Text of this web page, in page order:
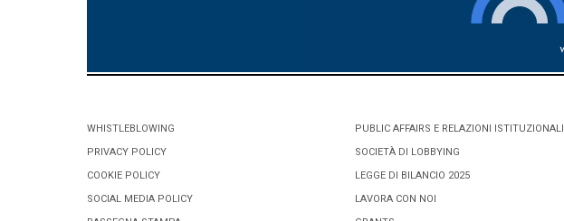
WHISTLEBLOWING
PRIVACY POLICY
COOKIE POLICY
SOCIAL MEDIA POLICY
PUBLIC AFFAIRS E RELAZIONI ISTITUZIONALI
SOCIETÀ DI LOBBYING
LEGGE DI BILANCIO 2025
LAVORA CON NOI